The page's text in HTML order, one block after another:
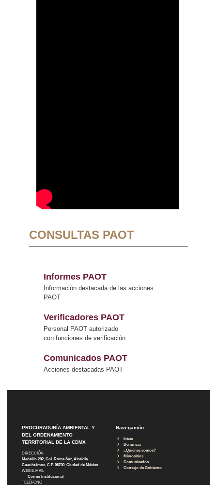
CONSULTAS PAOT
Informes PAOT
Información destacada de las acciones
PAOT
Verificadores PAOT
Personal PAOT autorizado
con funciones de verificación
Comunicados PAOT
Acciones destacadas PAOT
PROCURADURÍA AMBIENTAL Y
DEL ORDENAMIENTO
TERRITORIAL DE LA CDMX
DIRECCIÓN
Medellín 202, Col. Roma Sur, Alcaldía
Cuauhtémoc, C.P. 06700, Ciudad de México
WEB E-MAIL
Correo Institucional
TELÉFONO
Navegación
Inicio
Denuncia
¿Quiénes somos?
Micrositios
Comunicados
Consejo de Gobierno